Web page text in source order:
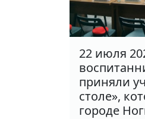
22 июля
приняли
столе»,
городе